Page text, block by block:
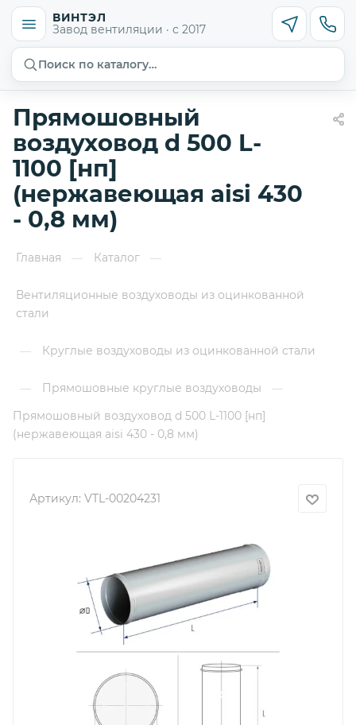
ВИНТЭЛ
Завод вентиляции · с 2017
Поиск по каталогу…
Прямошовный
воздуховод d 500 L-
1100 [нп]
(нержавеющая aisi 430
- 0,8 мм)
Главная — Каталог —
Вентиляционные воздуховоды из оцинкованной
стали
— Круглые воздуховоды из оцинкованной стали
— Прямошовные круглые воздуховоды
—
Прямошовный воздуховод d 500 L-1100 [нп]
(нержавеющая aisi 430 - 0,8 мм)
Артикул: VTL-00204231